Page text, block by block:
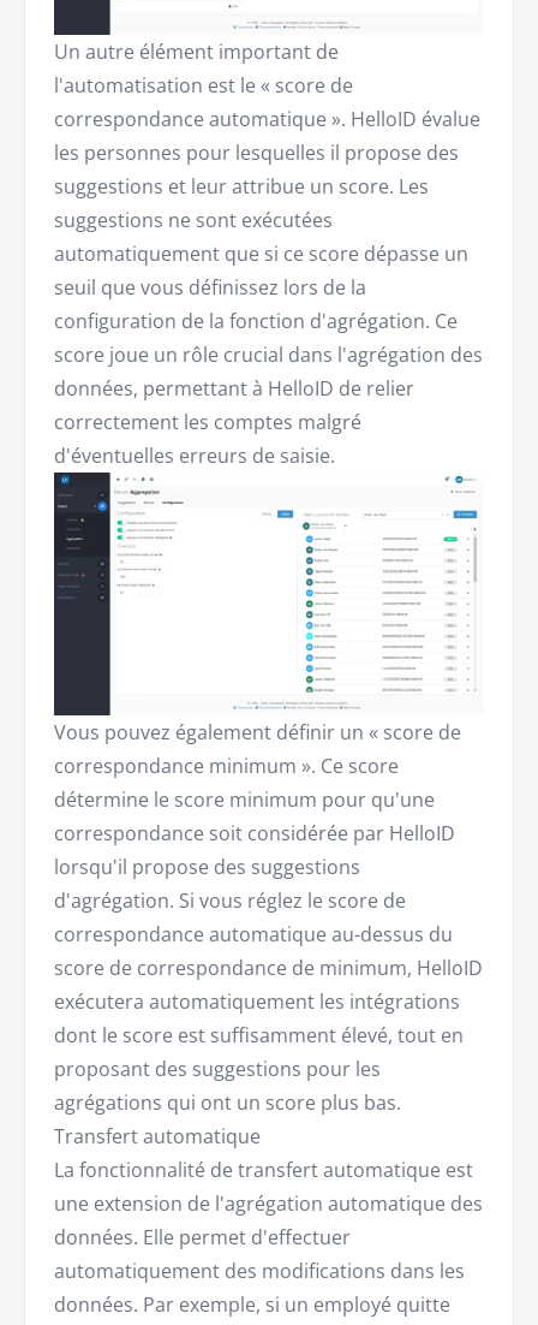
Un autre élément important de
l'automatisation est le « score de
correspondance automatique ». HelloID évalue
les personnes pour lesquelles il propose des
suggestions et leur attribue un score. Les
suggestions ne sont exécutées
automatiquement que si ce score dépasse un
seuil que vous définissez lors de la
configuration de la fonction d'agrégation. Ce
score joue un rôle crucial dans l'agrégation des
données, permettant à HelloID de relier
correctement les comptes malgré
d'éventuelles erreurs de saisie.
Vous pouvez également définir un « score de
correspondance minimum ». Ce score
détermine le score minimum pour qu'une
correspondance soit considérée par HelloID
lorsqu'il propose des suggestions
d'agrégation. Si vous réglez le score de
correspondance automatique au-dessus du
score de correspondance de minimum, HelloID
exécutera automatiquement les intégrations
dont le score est suffisamment élevé, tout en
proposant des suggestions pour les
agrégations qui ont un score plus bas.
Transfert automatique
La fonctionnalité de transfert automatique est
une extension de l'agrégation automatique des
données. Elle permet d'effectuer
automatiquement des modifications dans les
données. Par exemple, si un employé quitte